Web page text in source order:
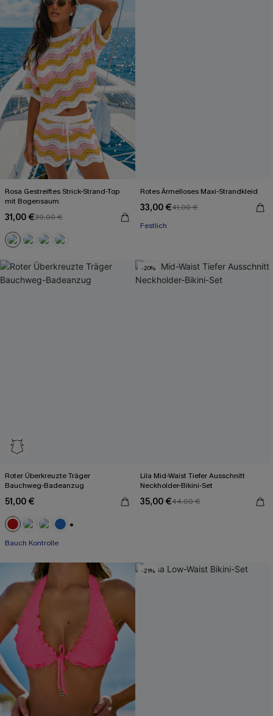
Rosa Gestreiftes Strick-Strand-Top
mit Bogensaum
31,00 €39,00 €
Rotes Ärmelloses Maxi-Strandkleid
33,00 €41,00 €
Festlich
Roter Überkreuzte Träger
Bauchweg-Badeanzug
51,00 €
Bauch Kontrolle
-20%
Lila Mid-Waist Tiefer Ausschnitt
Neckholder-Bikini-Set
35,00 €44,00 €
-21%